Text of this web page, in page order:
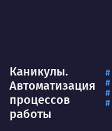
Каникулы.
Автоматизация
процессов
работы